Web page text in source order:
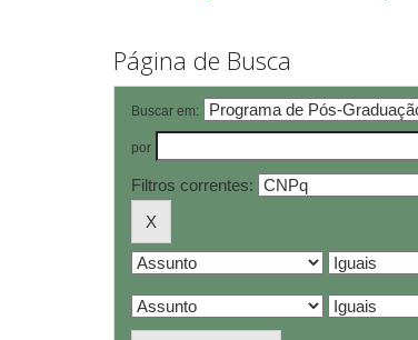
Página de Busca
Buscar em:
por
Filtros correntes: